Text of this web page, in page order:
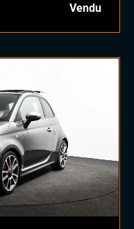
Vendu